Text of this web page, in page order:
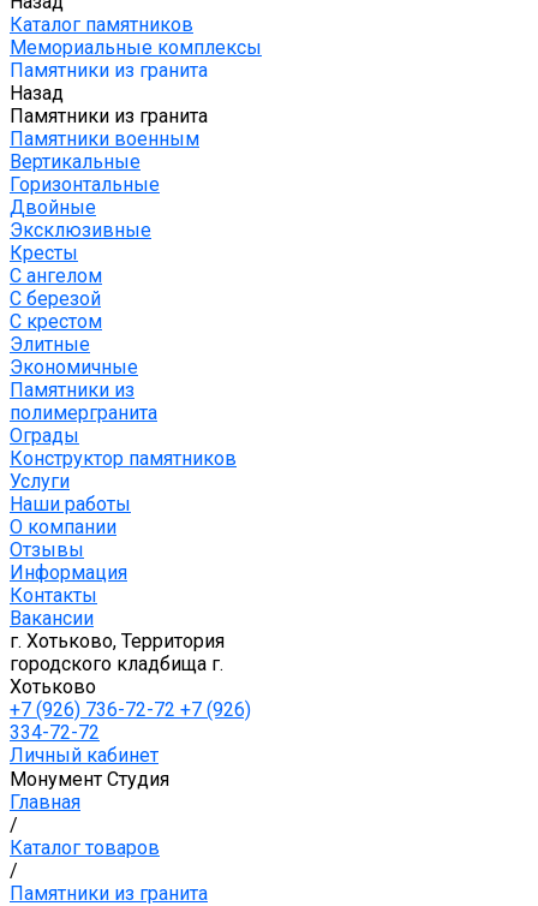
Каталог памятников
Мемориальные комплексы
Памятники из гранита
Назад
Памятники из гранита
Памятники военным
Вертикальные
Горизонтальные
Двойные
Эксклюзивные
Кресты
С ангелом
С березой
С крестом
Элитные
Экономичные
Памятники из
полимергранита
Ограды
Конструктор памятников
Услуги
Наши работы
О компании
Отзывы
Информация
Контакты
Вакансии
г. Хотьково, Территория
городского кладбища г.
Хотьково
+7 (926) 736-72-72 +7 (926)
334-72-72
Личный кабинет
Монумент Студия
Главная
/
Каталог товаров
/
Памятники из гранита